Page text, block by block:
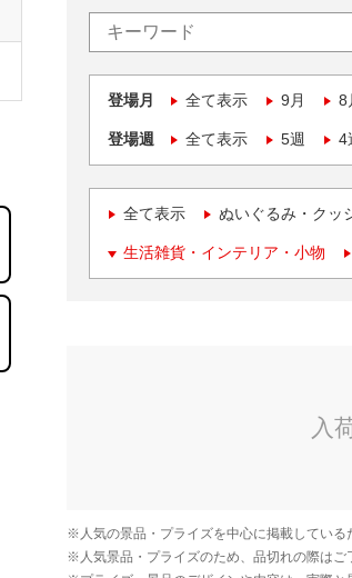
登場月 全て表示 9月 8
登場週 全て表示 5週 4
全て表示 ぬいぐるみ・クッ
生活雑貨・インテリア・小物